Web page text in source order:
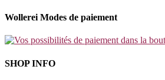
Wollerei Modes de paiement
SHOP INFO